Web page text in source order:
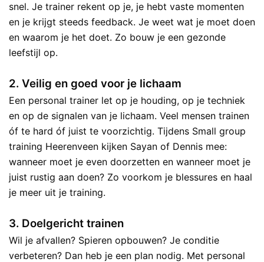
snel. Je trainer rekent op je, je hebt vaste momenten
en je krijgt steeds feedback. Je weet wat je moet doen
en waarom je het doet. Zo bouw je een gezonde
leefstijl op.
2. Veilig en goed voor je lichaam
Een personal trainer let op je houding, op je techniek
en op de signalen van je lichaam. Veel mensen trainen
óf te hard óf juist te voorzichtig. Tijdens Small group
training Heerenveen kijken Sayan of Dennis mee:
wanneer moet je even doorzetten en wanneer moet je
juist rustig aan doen? Zo voorkom je blessures en haal
je meer uit je training.
3. Doelgericht trainen
Wil je afvallen? Spieren opbouwen? Je conditie
verbeteren? Dan heb je een plan nodig. Met personal